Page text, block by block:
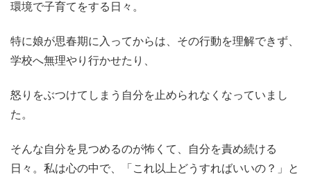
環境で子育てをする日々。
特に娘が思春期に入ってからは、その行動を理解できず、
学校へ無理やり行かせたり、
怒りをぶつけてしまう自分を止められなくなっていまし
た。
そんな自分を見つめるのが怖くて、自分を責め続ける
日々。私は心の中で、「これ以上どうすればいいの？」と